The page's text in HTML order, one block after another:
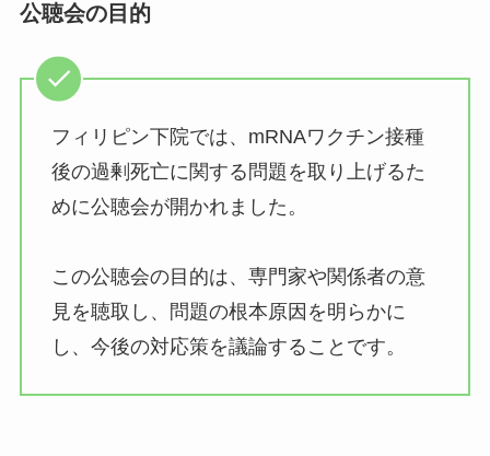
公聴会の目的
フィリピン下院では、mRNAワクチン接種
後の過剰死亡に関する問題を取り上げるた
めに公聴会が開かれました。
この公聴会の目的は、専門家や関係者の意
見を聴取し、問題の根本原因を明らかに
し、今後の対応策を議論することです。